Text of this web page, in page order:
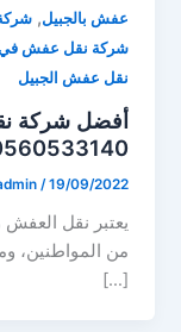
عفش بالجبيل,
شركة نقل عفش في
نقل عفش الجبيل
أفضل شركة
/19/09/2022
يعتبر نقل العفش
من المواطنين،
[…]